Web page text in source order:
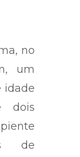
no
um
idade
dois
de